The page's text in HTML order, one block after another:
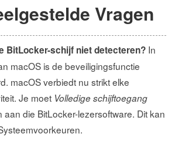
Vragen
BitLocker-schijf niet detecteren? In
macOS is de beveiligingsfunctie
macOS verbiedt nu strikt elke
Je moet Volledige schijftoegang
die BitLocker-lezersoftware. Dit kan